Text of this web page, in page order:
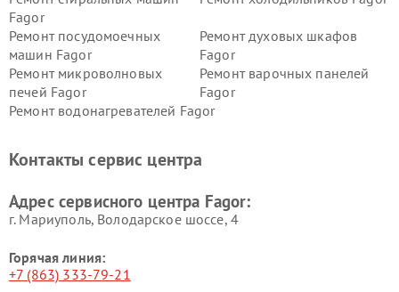
Fagor
Ремонт посудомоечных
машин Fagor
Ремонт духовых шкафов
Fagor
Ремонт микроволновых
печей Fagor
Ремонт варочных панелей
Fagor
Ремонт водонагревателей Fagor
Контакты сервис центра
Адрес сервисного центра Fagor:
г. Мариуполь, Володарское шоссе, 4
Горячая линия:
+7 (863) 333-79-21